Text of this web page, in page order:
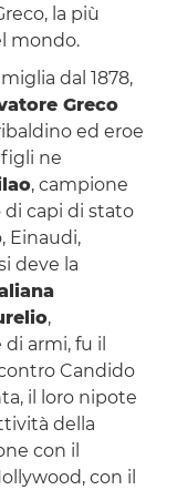
la più
mondo.
dal 1878,
Greco
ed eroe
ne
, campione
capi di stato
Einaudi,
deve la
,
armi, fu il
Candido
il loro nipote
della
con il
con il